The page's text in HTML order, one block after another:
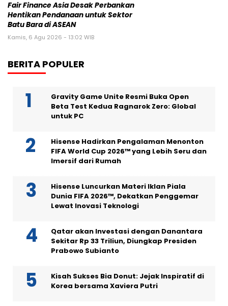
Fair Finance Asia Desak Perbankan
Hentikan Pendanaan untuk Sektor
Batu Bara di ASEAN
Kamis, 6 Agu 2026 - 13:02 WIB
BERITA POPULER
Gravity Game Unite Resmi Buka Open
Beta Test Kedua Ragnarok Zero: Global
untuk PC
Hisense Hadirkan Pengalaman Menonton
FIFA World Cup 2026™ yang Lebih Seru dan
Imersif dari Rumah
Hisense Luncurkan Materi Iklan Piala
Dunia FIFA 2026™, Dekatkan Penggemar
Lewat Inovasi Teknologi
Qatar akan Investasi dengan Danantara
Sekitar Rp 33 Triliun, Diungkap Presiden
Prabowo Subianto
Kisah Sukses Bia Donut: Jejak Inspiratif di
Korea bersama Xaviera Putri